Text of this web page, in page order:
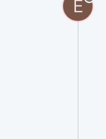
E